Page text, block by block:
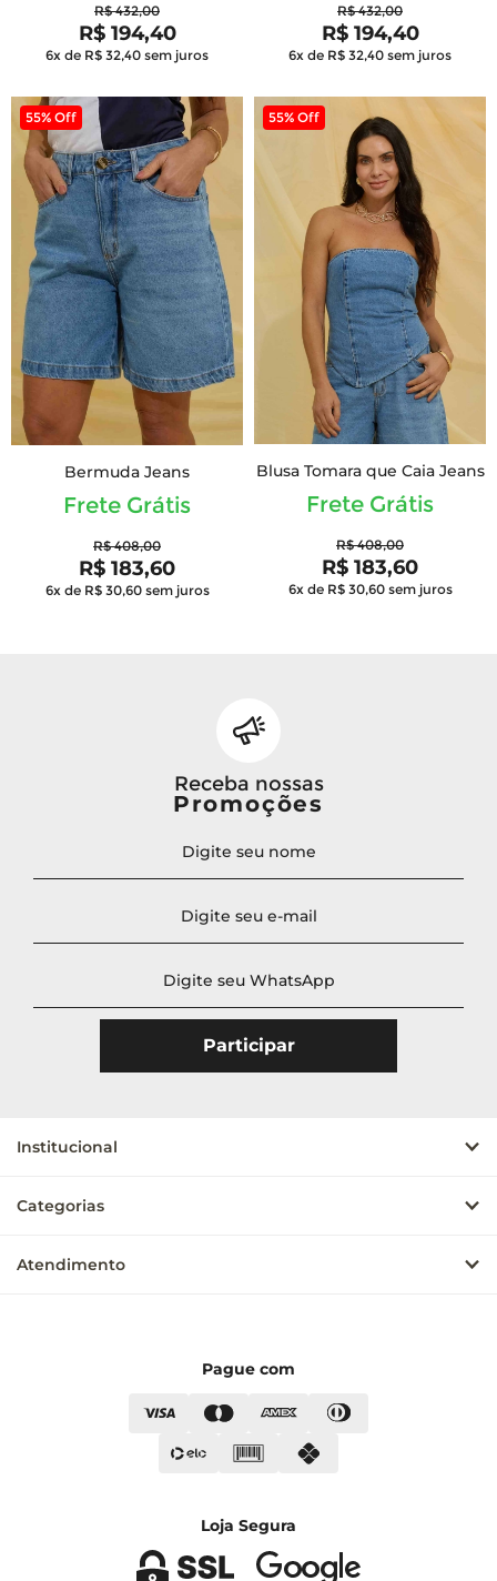
R$ 432,00
R$ 194,40
6x de R$ 32,40 sem juros
R$ 432,00
R$ 194,40
6x de R$ 32,40 sem juros
55% Off
Bermuda Jeans
Frete Grátis
R$ 408,00
R$ 183,60
6x de R$ 30,60 sem juros
55% Off
Blusa Tomara que Caia Jeans
Frete Grátis
R$ 408,00
R$ 183,60
6x de R$ 30,60 sem juros
Receba nossas
Promoções
Institucional
Categorias
Atendimento
Pague com
Loja Segura